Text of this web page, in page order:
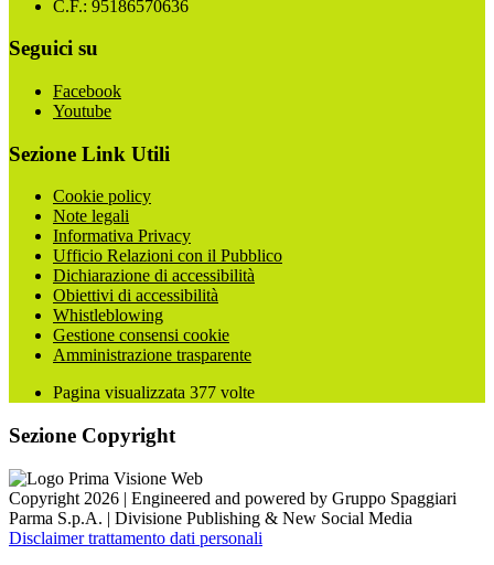
C.F.: 95186570636
Seguici su
Facebook
Youtube
Sezione Link Utili
Cookie policy
Note legali
Informativa Privacy
Ufficio Relazioni con il Pubblico
Dichiarazione di accessibilità
Obiettivi di accessibilità
Whistleblowing
Gestione consensi cookie
Amministrazione trasparente
Pagina visualizzata 377 volte
Sezione Copyright
Copyright 2026 | Engineered and powered by Gruppo Spaggiari
Parma S.p.A. | Divisione Publishing & New Social Media
Disclaimer trattamento dati personali